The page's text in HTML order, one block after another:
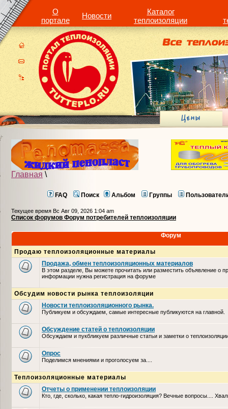
О
портале
Новости
Каталог
теплоизоляции
Главная \
FAQ Поиск Альбом Группы
Текущее время Вс Авг 09, 2026 1:04 am
Список форумов Форум потребителей теплоизоляции
Форум
Продаю теплоизоляционные материалы
Продажа, обмен теплоизоляционных материалов
В этом разделе, Вы можете прочитать или разместить объявление о
информации нужна регистрация на форуме
Обсудим новости рынка теплоизоляции
Новости теплоизоляционного рынка.
Публикуем и обсуждаем, самые интересные публикуются на главной.
Обсуждение статей о теплоизоляции
Обсуждаем и пукбликуем различные статьи и заметки о
Опрос
Поделимся мнениями и проголосуем за....
Теплоизоляционные материалы
Отчеты о применении теплоизоляции
Кто, где, сколько, какая тепло-гидроизоляция? Вечные вопросы....